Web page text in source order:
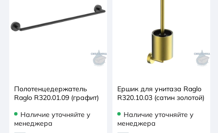
Полотенцедержатель
Raglo R320.01.09 (графит)
Наличие уточняйте у
менеджера
Ершик для унитаза Raglo
R320.10.03 (сатин золотой)
Наличие уточняйте у
менеджера